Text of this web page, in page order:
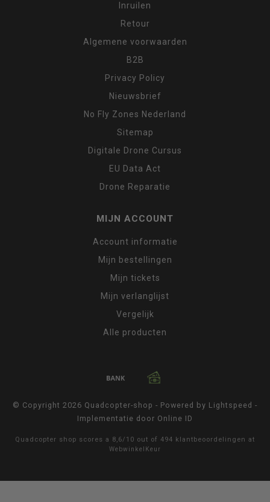
Inruilen
Retour
Algemene voorwaarden
B2B
Privacy Policy
Nieuwsbrief
No Fly Zones Nederland
Sitemap
Digitale Drone Cursus
EU Data Act
Drone Reparatie
MIJN ACCOUNT
Account informatie
Mijn bestellingen
Mijn tickets
Mijn verlanglijst
Vergelijk
Alle producten
© Copyright 2026 Quadcopter-shop - Powered by Lightspeed -
Implementatie door Online ID
Quadcopter shop scores a 8,6/ 10 out of 494 klantbeoordelingen at
WebwinkelKeur